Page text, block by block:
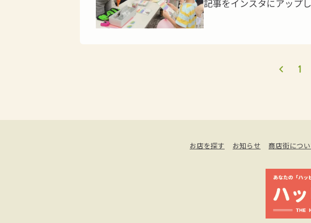
記事をインスタにアップ
1
お店を探す お知らせ 商店街につ